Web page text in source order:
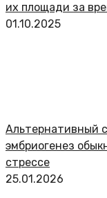
их площади за
01.10.2025
Альтернативный
эмбриогенез
стрессе
25.01.2026